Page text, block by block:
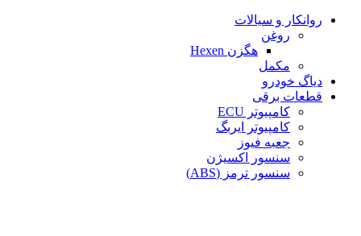
روانکار و سیالات
روغن
هگزن Hexen
مکمل
دیاگ خودرو
قطعات برقی
کامپیوتر ECU
کامپیوتر ایربگ
جعبه فیوز
سنسور اکسیژن
سنسور ترمز (ABS)